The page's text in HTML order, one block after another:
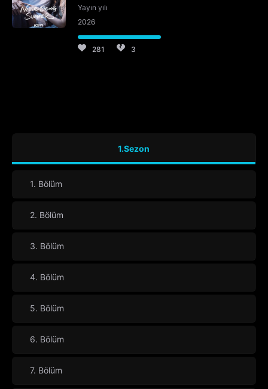
Yayın yılı
2026
281 3
1.Sezon
1. Bölüm
2. Bölüm
3. Bölüm
4. Bölüm
5. Bölüm
6. Bölüm
7. Bölüm